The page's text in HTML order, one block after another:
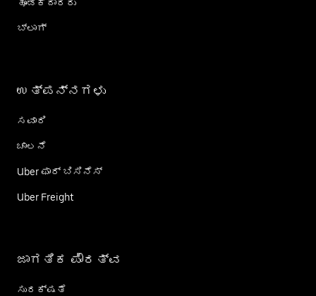
ಹೂಡಿಕೆದಾರರು
ಬ್ಲಾಗ್
ಉತ್ಪನ್ನಗಳು
ಸವಾರಿ
ಚಾಲನೆ
Uber ಫಾರ್ ಬಿಸಿನೆಸ್
Uber Freight
ಜಾಗತಿಕ ಪೌರತ್ವ
ಸುರಕ್ಷತೆ